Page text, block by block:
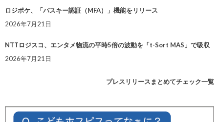
ロジポケ、「パスキー認証（MFA）」機能をリリース
2026年7月21日
NTTロジスコ、エンタメ物流の平時5倍の波動を「t-Sort MAS」で吸収
2026年7月21日
プレスリリースまとめてチェック一覧